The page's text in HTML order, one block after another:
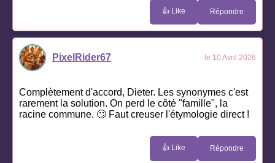
👍 Like Répondre
PixelRider67 le 10 Avril 2026
Complètement d'accord, Dieter. Les synonymes c'est
rarement la solution. On perd le côté "famille", la
racine commune. 🙄 Faut creuser l'étymologie direct !
👍 Like Répondre